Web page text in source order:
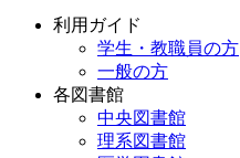
利用ガイド
学生・教職員の方
一般の方
各図書館
中央図書館
理系図書館